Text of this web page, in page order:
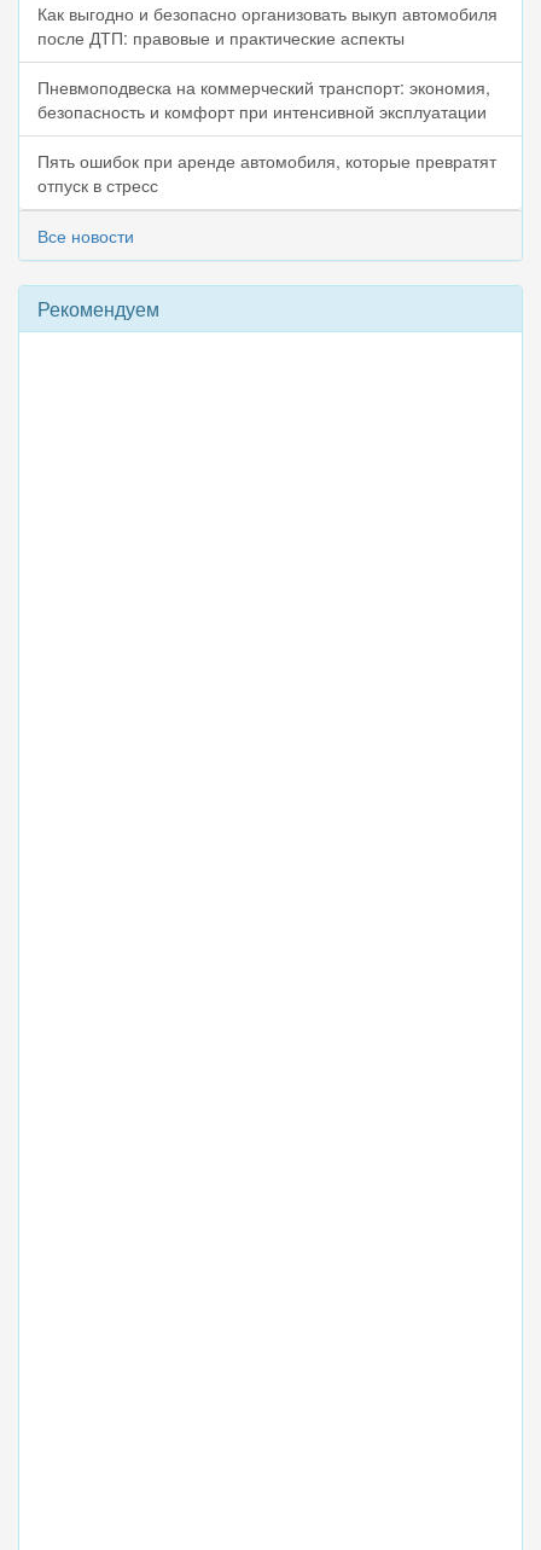
Как выгодно и безопасно организовать выкуп автомобиля
после ДТП: правовые и практические аспекты
Пневмоподвеска на коммерческий транспорт: экономия,
безопасность и комфорт при интенсивной эксплуатации
Пять ошибок при аренде автомобиля, которые превратят
отпуск в стресс
Все новости
Рекомендуем